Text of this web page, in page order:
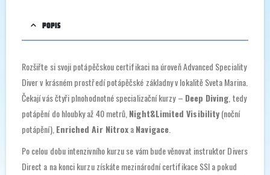
POPIS
Rozšiřte si svoji potápěčskou certifikaci na úroveň Advanced Speciality
Diver v krásném prostředí potápěčské základny v lokalitě Sveta Marina.
Čekají vás čtyři plnohodnotné specializační kurzy – Deep Diving, tedy
potápění do hloubky až 40 metrů,Night&Limited Visibility(noční
potápění),Enriched Air NitroxaNavigace.
Po celou dobu intenzivního kurzu se vám bude věnovat instruktor Divers
Direct a na konci kurzu získáte mezinárodní certifikace SSI a pokud